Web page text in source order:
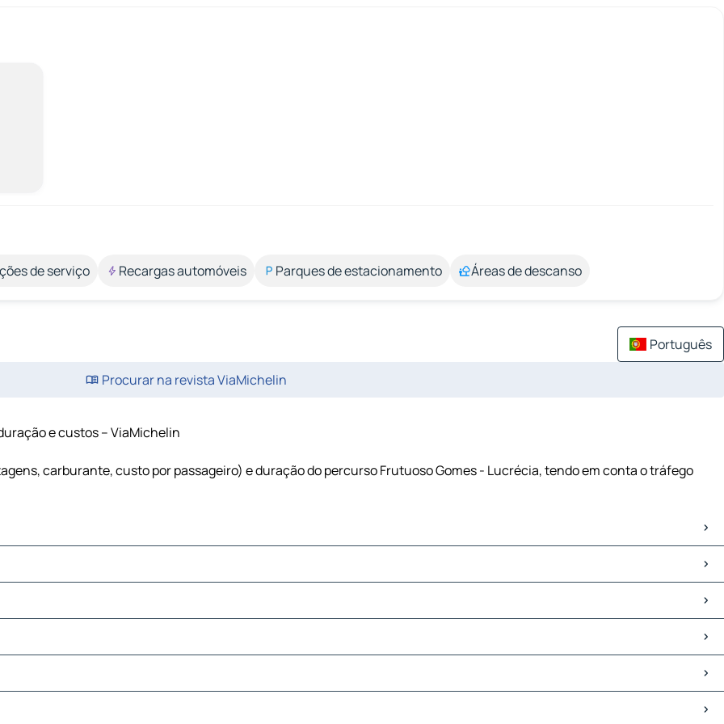
de serviço Recargas automóveis Parques de estacionamento Áreas de descanso
Português
Procurar na revista ViaMichelin
e custos – ViaMichelin
carburante, custo por passageiro) e duração do percurso Frutuoso Gomes - Lucrécia, tendo em conta o tráfego